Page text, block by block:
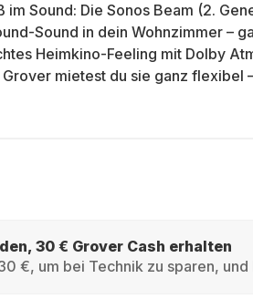
im Sound: Die Sonos Beam (2.
Sound in dein Wohnzimmer –
Heimkino-Feeling mit Dolby
mietest du sie ganz flexibel
30 € Grover Cash erhalten
€, um bei Technik zu sparen,